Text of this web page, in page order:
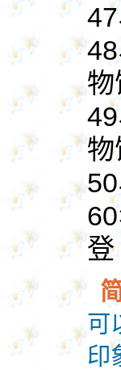
物
物
登
可
印